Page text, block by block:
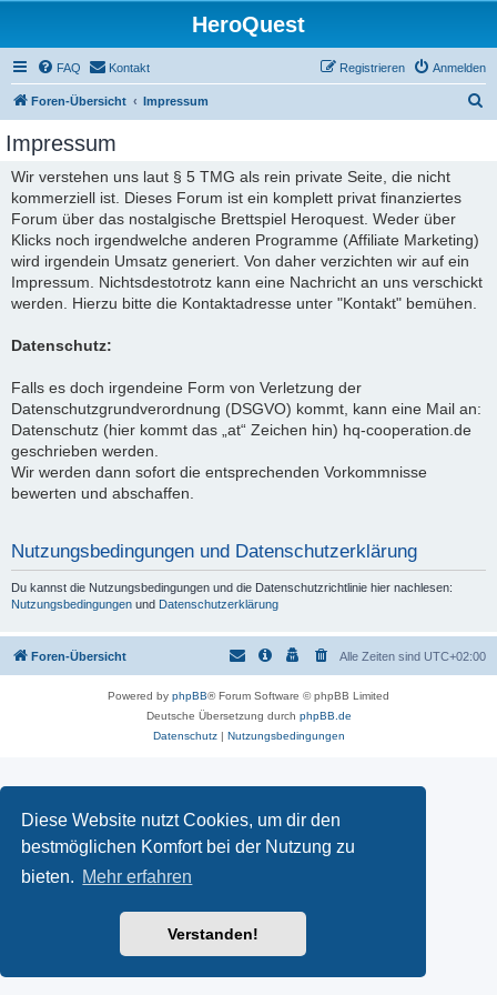
Diese Website nutzt Cookies, um dir den
bestmöglichen Komfort bei der Nutzung zu
bieten. Mehr erfahren
Verstanden!
HeroQuest
FAQ Kontakt Anmelden
Registrieren
Foren-Übersicht Impressum
Impressum
Wir verstehen uns laut § 5 TMG als rein private Seite, die nicht
kommerziell ist. Dieses Forum ist ein komplett privat finanziertes
Forum über das nostalgische Brettspiel Heroquest. Weder über
Klicks noch irgendwelche anderen Programme (Affiliate Marketing)
wird irgendein Umsatz generiert. Von daher verzichten wir auf ein
Impressum. Nichtsdestotrotz kann eine Nachricht an uns verschickt
werden. Hierzu bitte die Kontaktadresse unter "Kontakt" bemühen.
Datenschutz:
Falls es doch irgendeine Form von Verletzung der
Datenschutzgrundverordnung (DSGVO) kommt, kann eine Mail an:
Datenschutz (hier kommt das „at“ Zeichen hin) hq-cooperation.de
geschrieben werden.
Wir werden dann sofort die entsprechenden Vorkommnisse
bewerten und abschaffen.
Nutzungsbedingungen und Datenschutzerklärung
Du kannst die Nutzungsbedingungen und die Datenschutzrichtlinie hier nachlesen:
Nutzungsbedingungen und Datenschutzerklärung
Foren-Übersicht Alle Zeiten sind UTC+02:00
Powered by phpBB® Forum Software © phpBB Limited
Deutsche Übersetzung durch phpBB.de
Datenschutz| Nutzungsbedingungen